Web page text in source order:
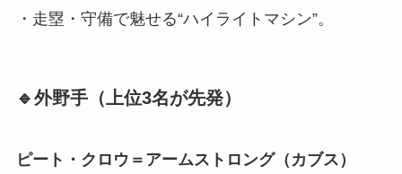
・走塁・守備で魅せる“ハイライトマシン”。
🔹外野手（上位3名が先発）
ピート・クロウ＝アームストロング（カブス）